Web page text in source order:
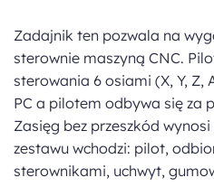
Zadajnik ten pozwala na
sterownie maszyną CNC.
sterowania 6 osiami (X, Y, Z,
PC a pilotem odbywa się za
Zasięg bez przeszkód
zestawu wchodzi: pilot,
sterownikami, uchwyt,